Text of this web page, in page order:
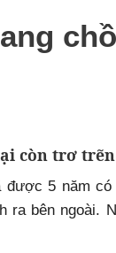
còn trơ
được 5 năm
ra bên ngoài.